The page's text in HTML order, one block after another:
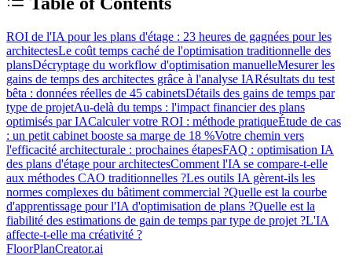
ROI de l'IA pour les plans d'étage : 23 heures de gagnées pour les
architectesLe coût temps caché de l'optimisation traditionnelle des
plansDécryptage du workflow d'optimisation manuelleMesurer les
gains de temps des architectes grâce à l'analyse IARésultats du test
bêta : données réelles de 45 cabinetsDétails des gains de temps par
type de projetAu-delà du temps : l'impact financier des plans
optimisés par IACalculer votre ROI : méthode pratiqueÉtude de cas
: un petit cabinet booste sa marge de 18 %Votre chemin vers
l'efficacité architecturale : prochaines étapesFAQ : optimisation IA
des plans d'étage pour architectesComment l'IA se compare-t-elle
aux méthodes CAO traditionnelles ?Les outils IA gèrent-ils les
normes complexes du bâtiment commercial ?Quelle est la courbe
d'apprentissage pour l'IA d'optimisation de plans ?Quelle est la
fiabilité des estimations de gain de temps par type de projet ?L'IA
affecte-t-elle ma créativité ?
FloorPlanCreator.ai